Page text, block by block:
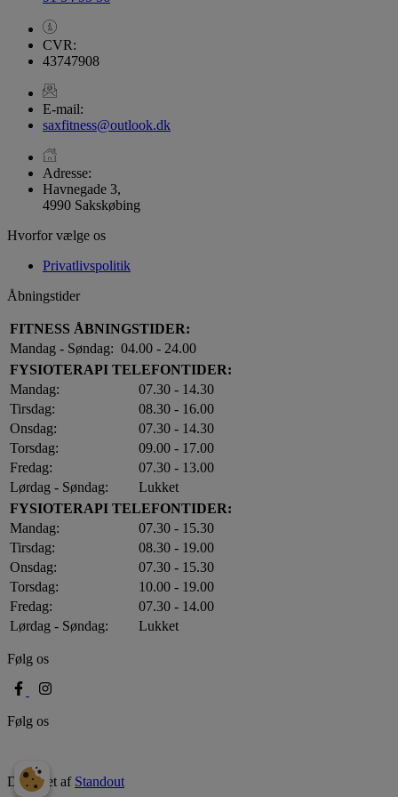
CVR:
43747908
E-mail:
saxfitness@outlook.dk
Adresse:
Havnegade 3,
4990 Sakskøbing
Hvorfor vælge os
Privatlivspolitik
Åbningstider
FITNESS ÅBNINGSTIDER:
Mandag - Søndag: 04.00 - 24.00
FYSIOTERAPI TELEFONTIDER:
Mandag:
07.30 - 14.30
Tirsdag:
08.30 - 16.00
Onsdag:
07.30 - 14.30
Torsdag:
09.00 - 17.00
Fredag:
07.30 - 13.00
Lørdag - Søndag:
Lukket
FYSIOTERAPI TELEFONTIDER:
Mandag:
07.30 - 15.30
Tirsdag:
08.30 - 19.00
Onsdag:
07.30 - 15.30
Torsdag:
10.00 - 19.00
Fredag:
07.30 - 14.00
Lørdag - Søndag:
Lukket
Følg os
Følg os
Designet af Standout